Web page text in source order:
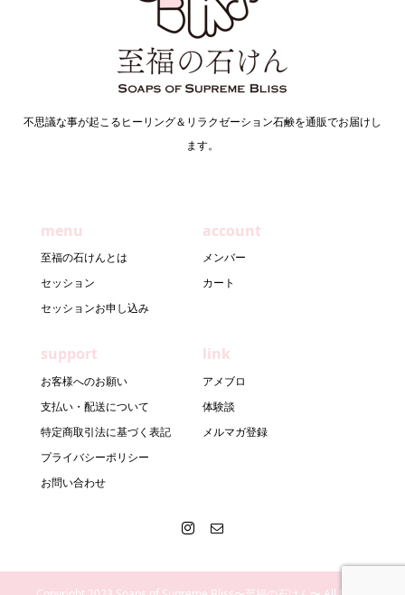
不思議な事が起こるヒーリング＆リラクゼーション石鹸を通販でお届けし
ます。
menu
至福の石けんとは
セッション
セッションお申し込み
account
メンバー
カート
support
お客様へのお願い
支払い・配送について
特定商取引法に基づく表記
プライバシーポリシー
お問い合わせ
link
アメブロ
体験談
メルマガ登録